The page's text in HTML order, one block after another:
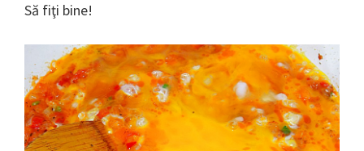
Să fiţi bine!